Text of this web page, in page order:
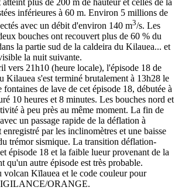
plus de 200 m de hauteur et celles de la
inférieures à 60 m. Environ 5 millions de
avec un débit d'environ 140 m3/s. Les
bouches ont recouvert plus de 60 % du
la partie sud de la caldeira du Kilauea... et
la nuit suivante.
vers 21h10 (heure locale), l'épisode 18 de
Kilauea s'est terminé brutalement à 13h28 le
de lave de cet épisode 18, débutée à
10 heures et 8 minutes. Les bouches nord et
à peu près au même moment. La fin de
un passage rapide de la déflation à
par les inclinomètres et une baisse
trémor sismique. La transition déflation-
épisode 18 et la faible lueur provenant de la
qu'un autre épisode est très probable.
volcan Kīlauea et le code couleur pour
ORANGE.